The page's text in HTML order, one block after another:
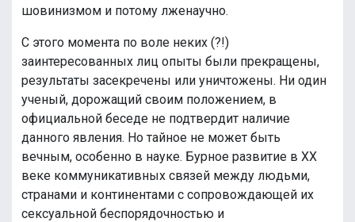
шовинизмом и потому лженаучно.
С этого момента по воле неких (?!)
заинтересованных лиц опыты были прекращены,
результаты засекречены или уничтожены. Ни один
ученый, дорожащий своим положением, в
официальной беседе не подтвердит наличие
данного явления. Но тайное не может быть
вечным, особенно в науке. Бурное развитие в XX
веке коммуникативных связей между людьми,
странами и континентами с сопровождающей их
сексуальной беспорядочностью и